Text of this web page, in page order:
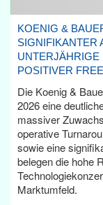
KOENIG &
SIGNIFIKANTER
POSITIVER
Die Koenig &
2026 eine
massiver
operative
sowie eine
belegen die hohe
Marktumfeld.